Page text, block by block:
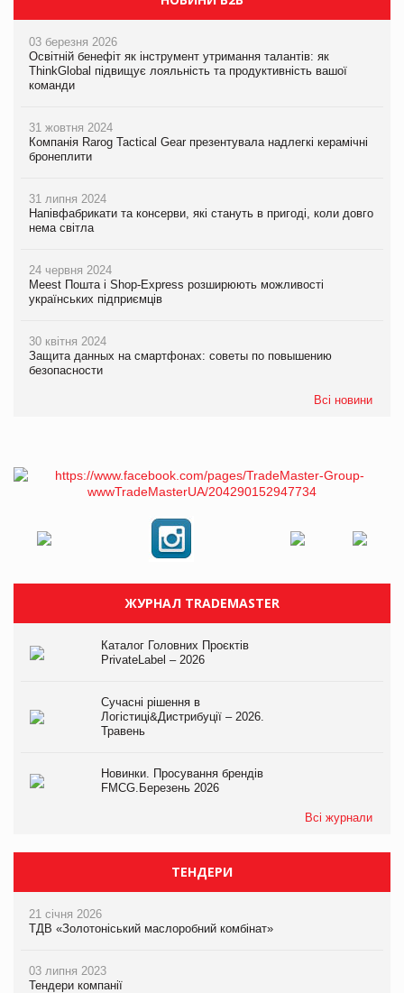
03 березня 2026
Освітній бенефіт як інструмент утримання талантів: як
ThinkGlobal підвищує лояльність та продуктивність вашої
команди
31 жовтня 2024
Компанія Rarog Tactical Gear презентувала надлегкі керамічні
бронеплити
31 липня 2024
Напівфабрикати та консерви, які стануть в пригоді, коли довго
нема світла
24 червня 2024
Meest Пошта і Shop-Express розширюють можливості
українських підприємців
30 квітня 2024
Защита данных на смартфонах: советы по повышению
безопасности
Всі новини
ЖУРНАЛ TRADEMASTER
Каталог Головних Проєктів
PrivateLabel – 2026
Сучасні рішення в
Логістиці&Дистрибуції – 2026.
Травень
Новинки. Просування брендів
FMCG.Березень 2026
Всі журнали
ТЕНДЕРИ
21 січня 2026
ТДВ «Золотоніський маслоробний комбінат»
03 липня 2023
Тендери компанії